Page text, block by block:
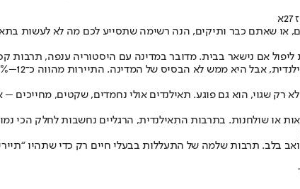
או שאתם כבר ותיקים, הנה רשימה שתסייע לכם מה לא לעשות
אם נישאר בבית. מדובר במדינה עם היסטוריה ענפה, תרבות
ממש לא הבסיס של המדינה. התיירות מהווה כ־12–20% מהתמ"ג של תאילנד.
רק שגוי, הוא גם פוגע. תאילנדים אולי נחמדים, שקטים, מחייכים
או שולחנות. בתרבות התאילנדית, הרגליים נחשבות לחלק הכי
בלב. תרבות שלמה של התעללות בבעלי חיים רק כדי שתהיו